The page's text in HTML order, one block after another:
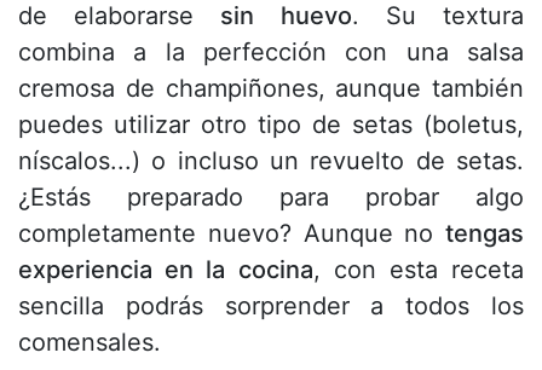
de elaborarse sin huevo. Su textura
combina a la perfección con una salsa
cremosa de champiñones, aunque también
puedes utilizar otro tipo de setas (boletus,
níscalos...) o incluso un revuelto de setas.
¿Estás preparado para probar algo
completamente nuevo? Aunque no tengas
experiencia en la cocina, con esta receta
sencilla podrás sorprender a todos los
comensales.